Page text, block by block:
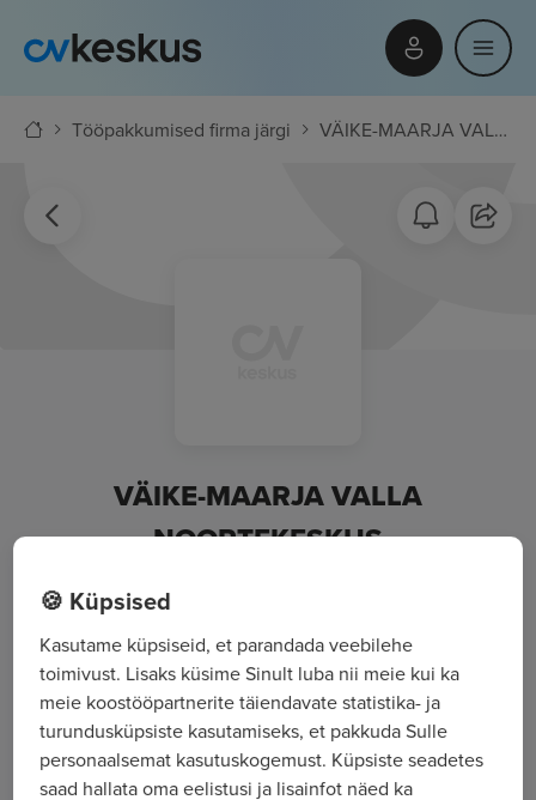
Tööpakkumised firma järgi VÄIKE-MAARJA VALLA NOORTEKESKUS
VÄIKE-MAARJA VALLA
NOORTEKESKUS
Lõuna 10, Väike-Maarja alevik, Lääne-Virumaa
Kõik tööpakkumised
Tööpakkuja tutvustus
🍪 Küpsised
Kasutame küpsiseid, et parandada veebilehe
toimivust. Lisaks küsime Sinult luba nii meie kui ka
meie koostööpartnerite täiendavate statistika- ja
turundusküpsiste kasutamiseks, et pakkuda Sulle
personaalsemat kasutuskogemust. Küpsiste seadetes
saad hallata oma eelistusi ja lisainfot näed ka